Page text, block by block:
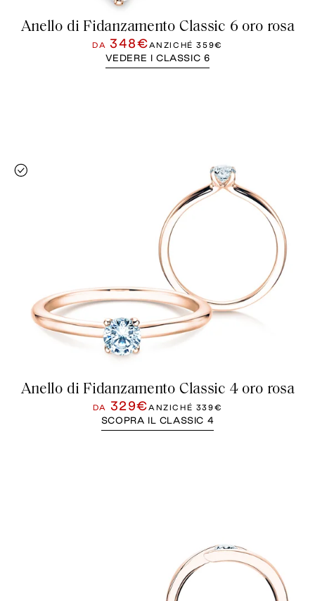
Anello di Fidanzamento Classic 6 oro rosa
DA 348€ANZICHÉ359€
VEDERE I CLASSIC 6
Anello di Fidanzamento Classic 4 oro rosa
DA 329€ANZICHÉ 339€
SCOPRA IL CLASSIC 4